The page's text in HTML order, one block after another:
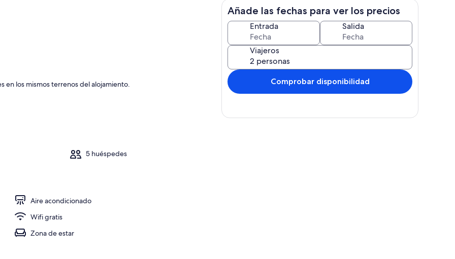
Cocina privada Habitación para 3
en los mismos terrenos del alojamiento.
5 huéspedes
Aire acondicionado
Wifi gratis
Zona de estar
Añade las fechas para ver los precios
Entrada Salida
Viajeros
Comprobar disponibilidad